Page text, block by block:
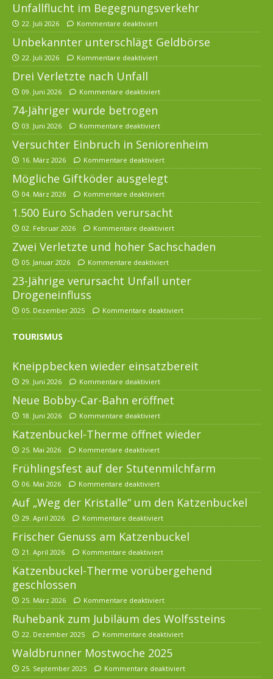
Unfallflucht im Begegnungsverkehr
22. Juli 2026 Kommentare deaktiviert
Unbekannter unterschlägt Geldbörse
22. Juli 2026 Kommentare deaktiviert
Drei Verletzte nach Unfall
09. Juni 2026 Kommentare deaktiviert
74-Jähriger wurde betrogen
03. Juni 2026 Kommentare deaktiviert
Versuchter Einbruch in Seniorenheim
16. März 2026 Kommentare deaktiviert
Mögliche Giftköder ausgelegt
04. März 2026 Kommentare deaktiviert
1.500 Euro Schaden verursacht
02. Februar 2026 Kommentare deaktiviert
Zwei Verletzte und hoher Sachschaden
05. Januar 2026 Kommentare deaktiviert
23-Jährige verursacht Unfall unter
Drogeneinfluss
05. Dezember 2025 Kommentare deaktiviert
TOURISMUS
Kneippbecken wieder einsatzbereit
29. Juni 2026 Kommentare deaktiviert
Neue Bobby-Car-Bahn eröffnet
18. Juni 2026 Kommentare deaktiviert
Katzenbuckel-Therme öffnet wieder
25. Mai 2026 Kommentare deaktiviert
Frühlingsfest auf der Stutenmilchfarm
06. Mai 2026 Kommentare deaktiviert
Auf „Weg der Kristalle“ um den Katzenbuckel
29. April 2026 Kommentare deaktiviert
Frischer Genuss am Katzenbuckel
21. April 2026 Kommentare deaktiviert
Katzenbuckel-Therme vorübergehend
geschlossen
25. März 2026 Kommentare deaktiviert
Ruhebank zum Jubiläum des Wolfssteins
22. Dezember 2025 Kommentare deaktiviert
Waldbrunner Mostwoche 2025
25. September 2025 Kommentare deaktiviert